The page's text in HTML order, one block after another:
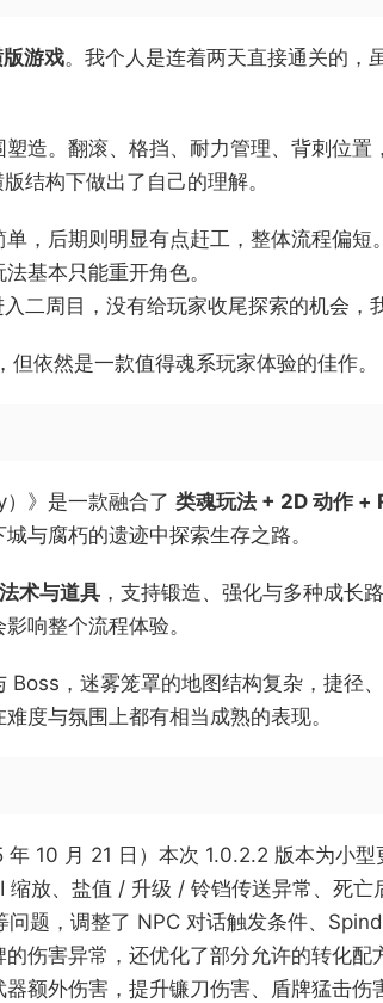
版游戏。我个人是连着两天直接通关的，
造。翻滚、格挡、耐力管理、背刺位
结构下做出了自己的理解。
，后期则明显有点赶工，整体流程偏
基本只能重开角色。
二周目，没有给玩家收尾探索的机会，
但依然是一款值得魂系玩家体验的佳作。
》是一款融合了 类魂玩法 + 2D 动作 +
与腐朽的遗迹中探索生存之路。
术与道具 ，支持锻造、强化与多种成长
响整个流程体验。
Boss，迷雾笼罩的地图结构复杂，捷
度与氛围上都有相当成熟的表现。
10 月 21 日）本次 1.0.2.2 版本为小
缩放、盐值 / 升级 / 铃铛传送异常、死
题，调整了 NPC 对话触发条件、
伤害异常，还优化了部分允许的转化
额外伤害，提升镰刀伤害、盾牌猛击